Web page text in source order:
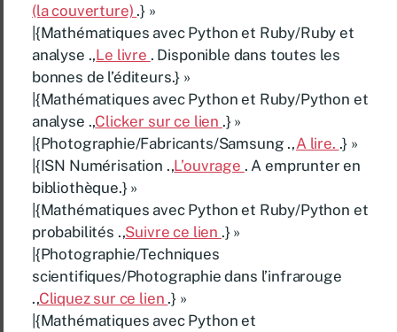
(la couverture) .} »
|{Mathématiques avec Python et Ruby/Ruby et
analyse .,Le livre . Disponible dans toutes les
bonnes de l’éditeurs.} »
|{Mathématiques avec Python et Ruby/Python et
analyse .,Clicker sur ce lien .} »
|{Photographie/Fabricants/Samsung .,A lire. .} »
|{ISN Numérisation .,L’ouvrage . A emprunter en
bibliothèque.} »
|{Mathématiques avec Python et Ruby/Python et
probabilités .,Suivre ce lien .} »
|{Photographie/Techniques
scientifiques/Photographie dans l’infrarouge
.,Cliquez sur ce lien .} »
|{Mathématiques avec Python et